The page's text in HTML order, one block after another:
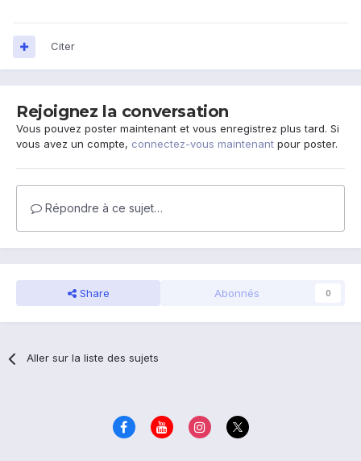
Citer
Rejoignez la conversation
Vous pouvez poster maintenant et vous enregistrez plus tard. Si
vous avez un compte, connectez-vous maintenant pour poster.
Répondre à ce sujet…
Share Abonnés 0
Aller sur la liste des sujets